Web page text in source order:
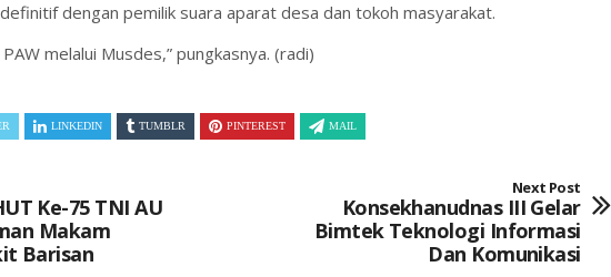
dengan pemilik suara aparat desa dan tokoh masyarakat.
melalui Musdes,” pungkasnya. (radi)
LINKEDIN TUMBLR PINTEREST MAIL
Ke-75 TNI AU
Makam
Barisan
Next Post
Konsekhanudnas III Gelar
Bimtek Teknologi Informasi
Dan Komunikasi